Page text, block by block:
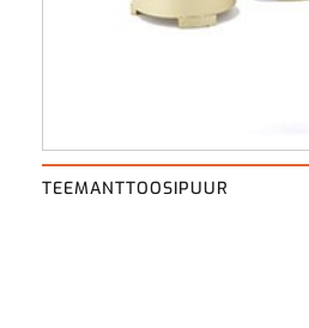
TEEMANTTOOSIPUUR